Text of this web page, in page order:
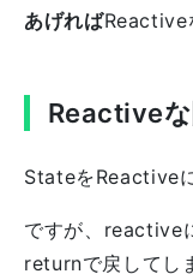
あげればReactive
Reactive
StateをReactive
ですが、reactive
returnで戻してし